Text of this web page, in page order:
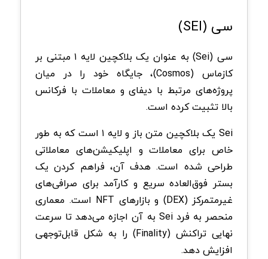
سی (SEI)
سی (Sei) به عنوان یک بلاکچین لایه ۱ مبتنی بر
‌کازماس (Cosmos)، جایگاه خود را در میان
پروژه‌های مرتبط با دیفای و معاملات با فرکانس
بالا تثبیت کرده است.
Sei یک بلاکچین متن‌ باز و لایه ۱ است که به طور
خاص برای معاملات و اپلیکیشن‌های معاملاتی
طراحی شده است. هدف آن، فراهم کردن یک
بستر فوق‌العاده سریع و کارآمد برای صرافی‌های
غیرمتمرکز (DEX) و بازارهای NFT است. معماری
منحصر به فرد Sei به آن اجازه می‌دهد تا سرعت
نهایی تراکنش (Finality) را به شکل قابل‌توجهی
افزایش دهد.